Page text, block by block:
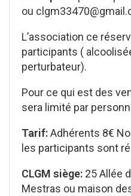
ou
L’association ce
participants (
perturbateur).
Pour ce qui est des
sera limité par
Tarif:Adhérents 8€
les participants sont
CLGM siège: 25 Allée
Mestras ou maison